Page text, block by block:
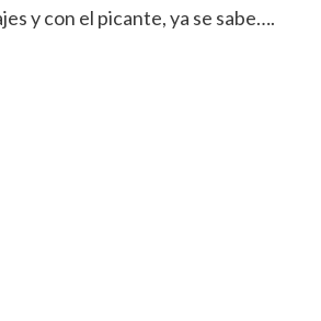
y con el picante, ya se sabe….